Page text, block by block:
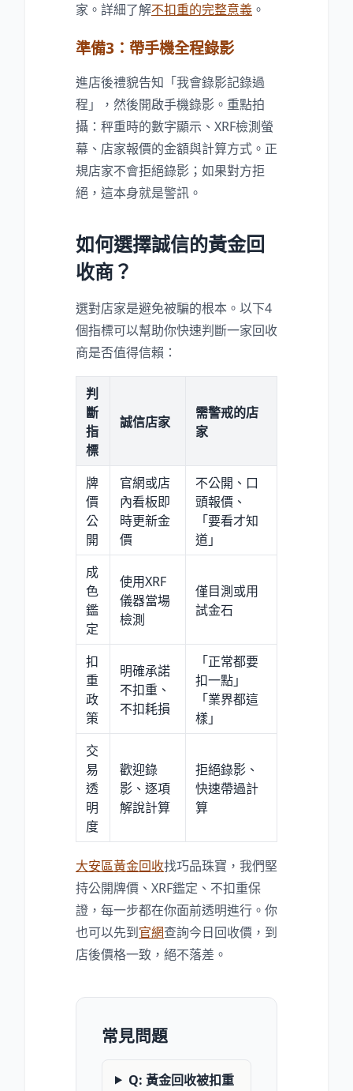
家。詳細了解不扣重的完整意義 。
準備3：帶手機全程錄影
進店後禮貌告知「我會錄影記錄過
程」，然後開啟手機錄影。重點拍
攝：秤重時的數字顯示、XRF檢測螢
幕、店家報價的金額與計算方式。正
規店家不會拒絕錄影；如果對方拒
絕，這本身就是警訊。
如何選擇誠信的黃金回
收商？
選對店家是避免被騙的根本。以下4
個指標可以幫助你快速判斷一家回收
商是否值得信賴：
判
斷
指
標
誠信店家
需警戒的店
家
牌
價
公
開
官網或店
內看板即
時更新金
價
不公開、口
頭報價、
「要看才知
道」
成
色
鑑
定
使用XRF
儀器當場
檢測
僅目測或用
試金石
扣
重
政
策
明確承諾
不扣重、
不扣耗損
「正常都要
扣一點」
「業界都這
樣」
交
易
透
明
度
歡迎錄
影、逐項
解說計算
拒絕錄影、
快速帶過計
算
大安區黃金回收找巧品珠寶，我們堅
持公開牌價、XRF鑑定、不扣重保
證，每一步都在你面前透明進行。你
也可以先到官網查詢今日回收價，到
店後價格一致，絕不落差。
常見問題
Q: 黃金回收被扣重